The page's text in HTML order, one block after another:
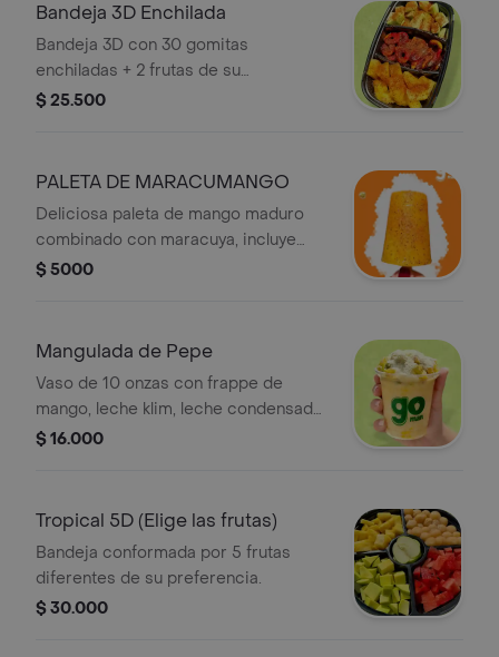
Bandeja 3D Enchilada
Bandeja 3D con 30 gomitas
enchiladas + 2 frutas de su
preferencia. Incluye limon y tajin. (Si
$ 25.500
PALETA DE MARACUMANGO
Deliciosa paleta de mango maduro
combinado con maracuya, incluye
salpimienta y Tajin.
$ 5000
Mangulada de Pepe
Vaso de 10 onzas con frappe de
mango, leche klim, leche condensada
y lulo. (IGUAL A LA IMAGEN)
$ 16.000
Tropical 5D (Elige las frutas)
Bandeja conformada por 5 frutas
diferentes de su preferencia.
$ 30.000